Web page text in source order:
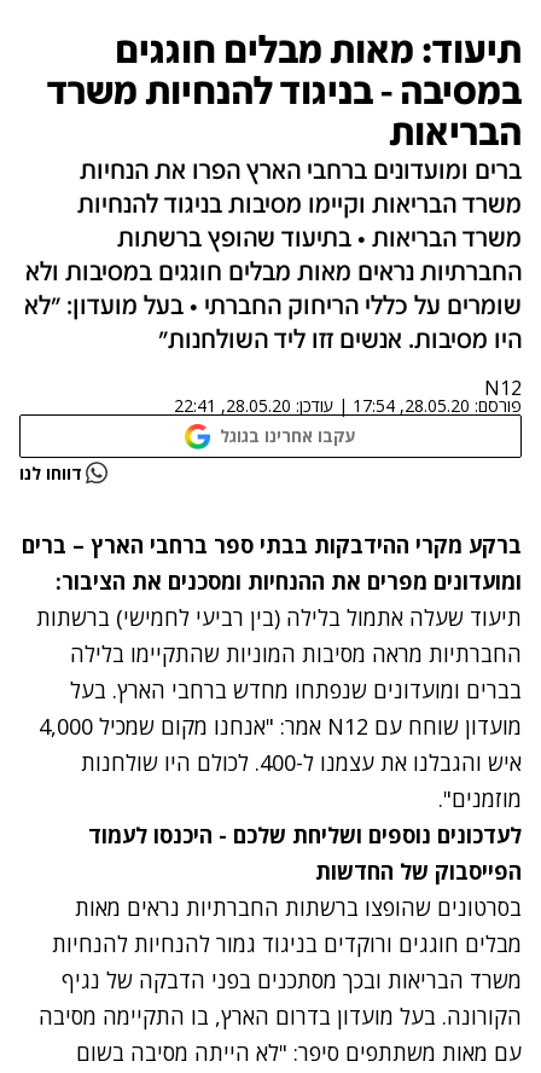
תיעוד: מאות מבלים חוגגים
במסיבה - בניגוד להנחיות משרד
הבריאות
ברים ומועדונים ברחבי הארץ הפרו את הנחיות
משרד הבריאות וקיימו מסיבות בניגוד להנחיות
משרד הבריאות • בתיעוד שהופץ ברשתות
החברתיות נראים מאות מבלים חוגגים במסיבות ולא
שומרים על כללי הריחוק החברתי • בעל מועדון: "לא
היו מסיבות. אנשים זזו ליד השולחנות"
N12
פורסם: 28.05.20, 17:54
| עודכן: 28.05.20, 22:41
עקבו אחרינו בגוגל
נתקלנו בבעיה דווחו לנו
ברקע מקרי ההידבקות בבתי ספר ברחבי הארץ – ברים
ומועדונים מפרים את ההנחיות ומסכנים את הציבור:
תיעוד שעלה אתמול בלילה (בין רביעי לחמישי) ברשתות
החברתיות מראה מסיבות המוניות שהתקיימו בלילה
בברים ומועדונים שנפתחו מחדש ברחבי הארץ. בעל
מועדון שוחח עם N12 אמר: "אנחנו מקום שמכיל 4,000
איש והגבלנו את עצמנו ל-400. לכולם היו שולחנות
מוזמנים".
לעדכונים נוספים ושליחת שלכם - היכנסו לעמוד
הפייסבוק של החדשות
בסרטונים שהופצו ברשתות החברתיות נראים מאות
מבלים חוגגים ורוקדים בניגוד גמור להנחיות להנחיות
משרד הבריאות ובכך מסתכנים בפני הדבקה של נגיף
הקורונה. בעל מועדון בדרום הארץ, בו התקיימה מסיבה
עם מאות משתתפים סיפר: "לא הייתה מסיבה בשום